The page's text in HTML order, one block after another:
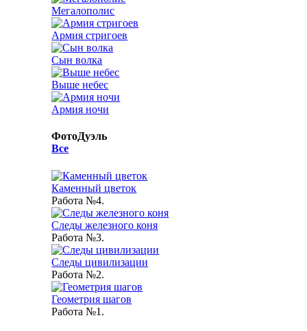
Мегалополис
Армия стригоев
Сын волка
Выше небес
Армия ночи
ФотоДуэль
Все
Каменный цветок
Работа №4.
Следы железного коня
Работа №3.
Следы цивилизации
Работа №2.
Геометрия шагов
Работа №1.